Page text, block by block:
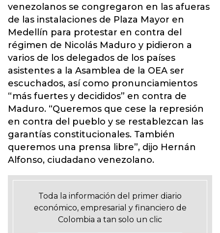
venezolanos se congregaron en las afueras
de las instalaciones de Plaza Mayor en
Medellín para protestar en contra del
régimen de Nicolás Maduro y pidieron a
varios de los delegados de los países
asistentes a la Asamblea de la OEA ser
escuchados, así como pronunciamientos
“más fuertes y decididos” en contra de
Maduro. “Queremos que cese la represión
en contra del pueblo y se restablezcan las
garantías constitucionales. También
queremos una prensa libre”, dijo Hernán
Alfonso, ciudadano venezolano.
Toda la información del primer diario
económico, empresarial y financiero de
Colombia a tan solo un clic